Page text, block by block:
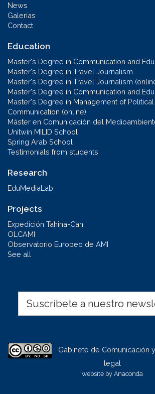
News
Galerías
Contact
Education
Master's Degree in Communication and
Master's Degree in Travel Journalism
Master's Degree in Travel Journalism
Master's Degree in Communication and
Master's Degree in Management of
Communication (online)
Máster en Comunicación del
Unitwin MILID School
Spring Arab School
Testimonials from students
Research
EduMediaLab
Projects
Expedición Tahina-Can
OLCAMI
Observatorio Europeo de AMI
See all
Suscríbete a nuestro
Gabinete de Comunicación
legal
website by Anaconda